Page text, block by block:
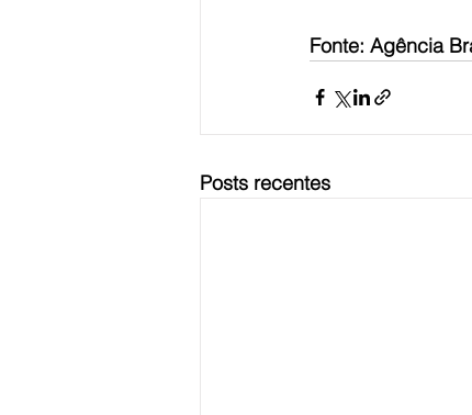
Fonte: Agência
Posts recentes